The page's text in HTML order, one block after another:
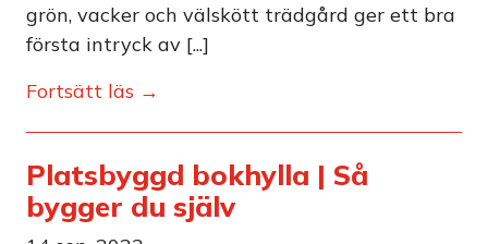
grön, vacker och välskött trädgård ger ett bra
första intryck av [...]
Fortsätt läs →
Platsbyggd bokhylla | Så
bygger du själv